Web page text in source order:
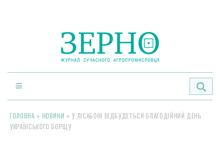
ГОЛОВНА » НОВИНИ » У ЛІСАБОНІ ВІДБУДЕТЬСЯ БЛАГОДІЙНИЙ ДЕНЬ
УКРАЇНСЬКОГО БОРЩУ